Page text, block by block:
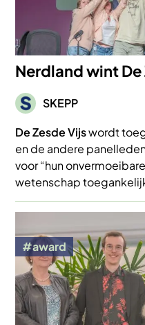
Nerdland wint
Afbeelding
SKEPP
De Zesde Vijswordt
en de andere
voor “hun
wetenschap
award